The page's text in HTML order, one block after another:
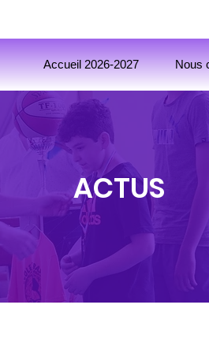
Accueil 2026-2027 Nous
ACTUS